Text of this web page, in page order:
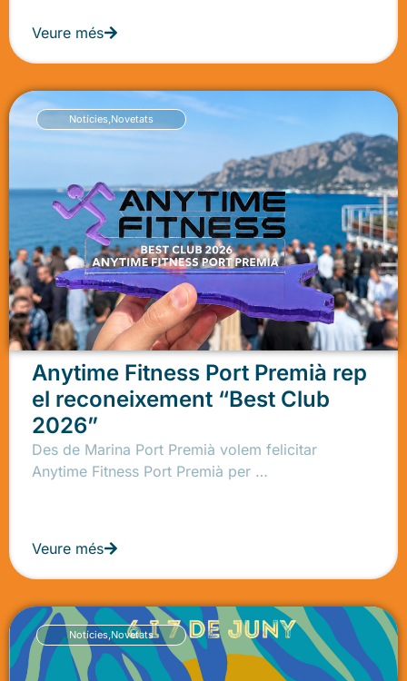
Veure més
Notícies,Novetats
Anytime Fitness Port Premià rep
el reconeixement “Best Club
2026”
Des de Marina Port Premià volem felicitar
Anytime Fitness Port Premià per …
Veure més
Notícies,Novetats